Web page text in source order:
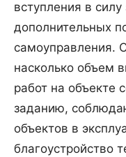
вступления в
дополнительных
самоуправления.
насколько объем
работ на объекте
заданию,
объектов в
благоустройство